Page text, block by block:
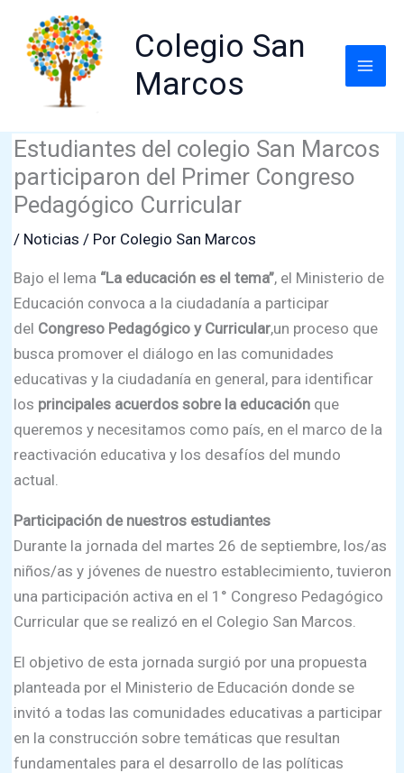
contenido
Colegio San
Marcos
Estudiantes del colegio San Marcos
participaron del Primer Congreso
Pedagógico Curricular
/ Noticias / Por Colegio San Marcos
Bajo el lema “La educación es el tema”, el Ministerio de
Educación convoca a la ciudadanía a participar
del Congreso Pedagógico y Curricular,un proceso que
busca promover el diálogo en las comunidades
educativas y la ciudadanía en general, para identificar
los principales acuerdos sobre la educación que
queremos y necesitamos como país, en el marco de la
reactivación educativa y los desafíos del mundo
actual.
Participación de nuestros estudiantes
Durante la jornada del martes 26 de septiembre, los/as
niños/as y jóvenes de nuestro establecimiento, tuvieron
una participación activa en el 1° Congreso Pedagógico
Curricular que se realizó en el Colegio San Marcos.
El objetivo de esta jornada surgió por una propuesta
planteada por el Ministerio de Educación donde se
invitó a todas las comunidades educativas a participar
en la construcción sobre temáticas que resultan
fundamentales para el desarrollo de las políticas